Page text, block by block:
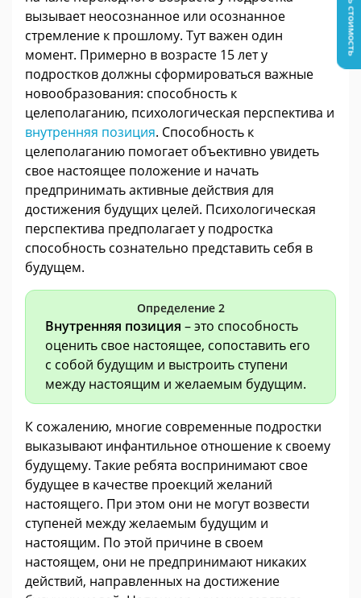
вызывает неосознанное или осознанное
стремление к прошлому. Тут важен один
момент. Примерно в возрасте 15 лет у
подростков должны сформироваться важные
новообразования: способность к
целеполаганию, психологическая перспектива и
внутренняя позиция. Способность к
целеполаганию помогает объективно увидеть
свое настоящее положение и начать
предпринимать активные действия для
достижения будущих целей. Психологическая
перспектива предполагает у подростка
способность сознательно представить себя в
будущем.
Определение 2
Внутренняя позиция – это способность
оценить свое настоящее, сопоставить его
с собой будущим и выстроить ступени
между настоящим и желаемым будущим.
К сожалению, многие современные подростки
выказывают инфантильное отношение к своему
будущему. Такие ребята воспринимают свое
будущее в качестве проекций желаний
настоящего. При этом они не могут возвести
ступеней между желаемым будущим и
настоящим. По этой причине в своем
настоящем, они не предпринимают никаких
действий, направленных на достижение